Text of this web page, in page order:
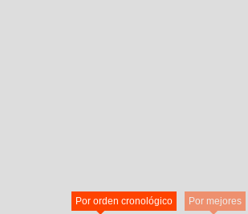
Por mejores
Por orden cronológico